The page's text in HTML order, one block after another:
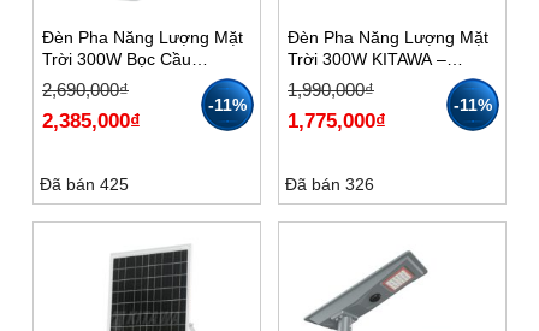
-11%
Đèn Pha Năng Lượng Mặt
Trời 300W Bọc Cầu
KITAWA – DP11300
2,690,000₫
Giá
gốc
là:
2,690,000₫.
2,385,000₫
Giá
hiện
tại
là:
Đã bán 425
-11%
Đèn Pha Năng Lượng Mặt
Trời 300W KITAWA –
DP16.300
1,990,000₫
Giá
gốc
là:
1,990,000₫.
1,775,000₫
Giá
hiện
tại
là:
Đã bán 326